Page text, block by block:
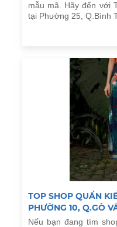
mẫu mã. Hãy đến với
tại Phường 25, Q.Bình
TOP SHOP QUẦN
PHƯỜNG 10, Q.GÒ
Nếu bạn đang tìm